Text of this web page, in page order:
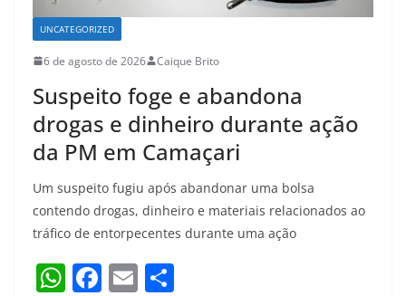
UNCATEGORIZED
6 de agosto de 2026 Caique Brito
Suspeito foge e abandona
drogas e dinheiro durante ação
da PM em Camaçari
Um suspeito fugiu após abandonar uma bolsa
contendo drogas, dinheiro e materiais relacionados ao
tráfico de entorpecentes durante uma ação
W F E